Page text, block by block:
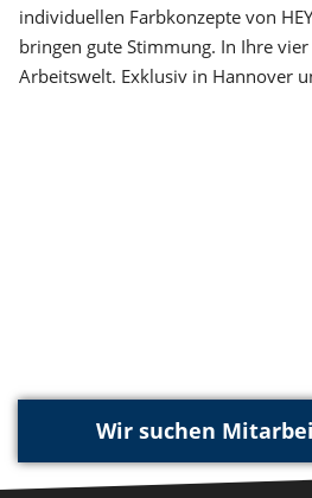
individuellen Farbkonzepte von
bringen gute Stimmung. In Ihre
Arbeitswelt. Exklusiv in Hannover
Wir suchen